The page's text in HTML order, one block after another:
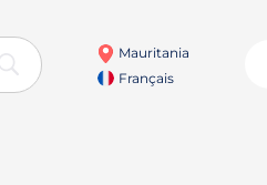
Mauritania
Français